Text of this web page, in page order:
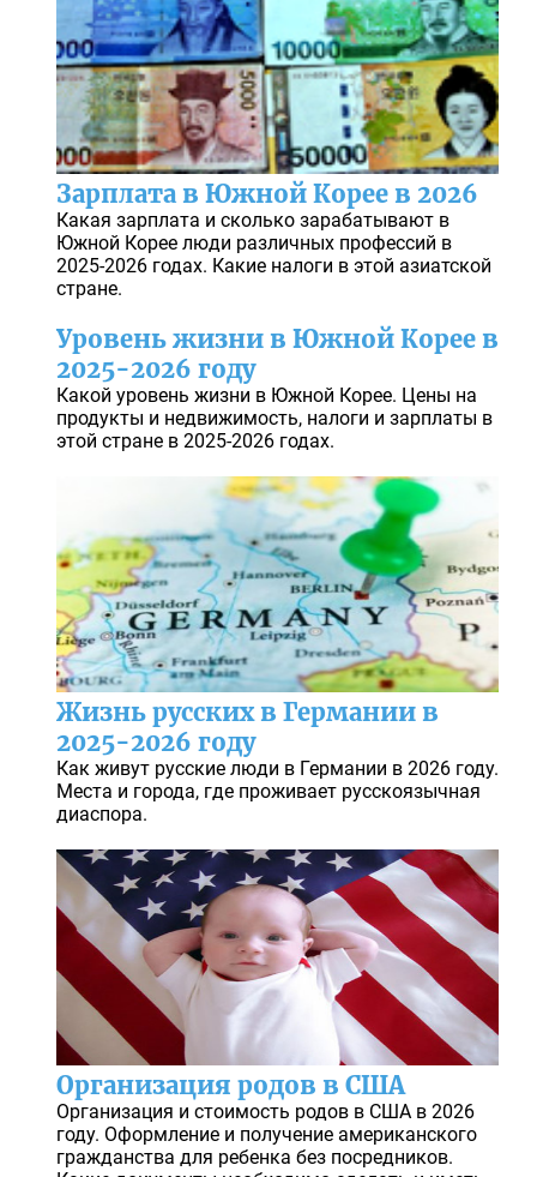
Зарплата в Южной Корее в 2026
Какая зарплата и сколько зарабатывают в
Южной Корее люди различных профессий в
2025-2026 годах. Какие налоги в этой азиатской
стране.
Уровень жизни в Южной Корее в
2025-2026 году
Какой уровень жизни в Южной Корее. Цены на
продукты и недвижимость, налоги и зарплаты в
этой стране в 2025-2026 годах.
Жизнь русских в Германии в
2025-2026 году
Как живут русские люди в Германии в 2026 году.
Места и города, где проживает русскоязычная
диаспора.
Организация родов в США
Организация и стоимость родов в США в 2026
году. Оформление и получение американского
гражданства для ребенка без посредников.